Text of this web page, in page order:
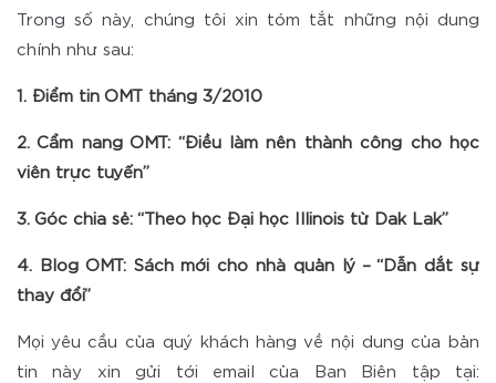
Trong số này, chúng tôi xin tóm tắt những nội dung
chính như sau:
1. Điểm tin OMT tháng 3/2010
2. Cẩm nang OMT: “Điều làm nên thành công cho học
viên trực tuyến”
3. Góc chia sẻ: “Theo học Đại học Illinois từ Dak Lak”
4. Blog OMT: Sách mới cho nhà quản lý – “Dẫn dắt sự
thay đổi”
Mọi yêu cầu của quý khách hàng về nội dung của bản
tin này xin gửi tới email của Ban Biên tập tại: